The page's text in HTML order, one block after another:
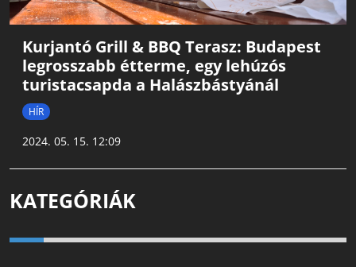
Kurjantó Grill & BBQ Terasz: Budapest
legrosszabb étterme, egy lehúzós
turistacsapda a Halászbástyánál
HÍR
2024. 05. 15. 12:09
KATEGÓRIÁK